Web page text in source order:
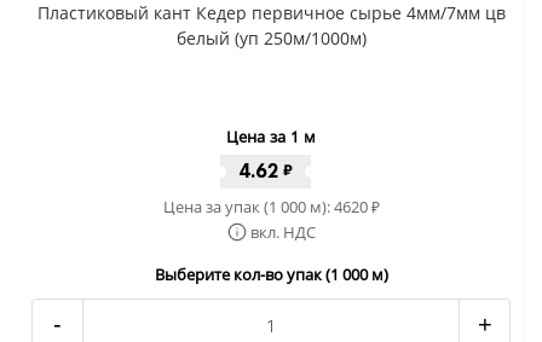
Пластиковый кант Кедер первичное сырье 4мм/7мм цв
белый (уп 250м/1000м)
Цена за 1 м
4.62 ₽
Цена за упак (1 000 м):4620₽
вкл. НДС
Выберите кол-во упак (1 000 м)
- +